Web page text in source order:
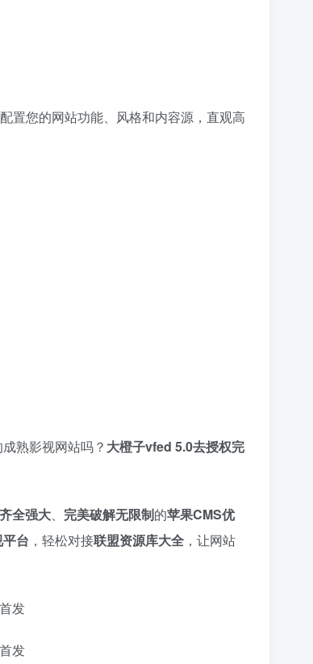
配置您的网站功能、风格和内容源，直观高
熟影视网站吗？ 大橙子vfed 5.0去授权完
全强大、 完美破解无限制的苹果CMS优
台 ，轻松对接联盟资源库大全 ，让网站